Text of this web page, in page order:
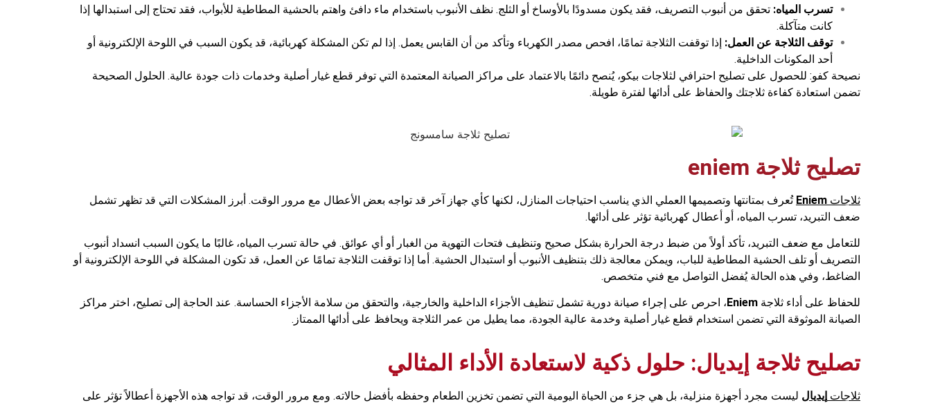
تسرب المياه: تحقق من أنبوب التصريف، فقد يكون مسدودًا بالأوساخ أو الثلج. نظف الأنبوب باستخدام ماء دافئ واهتم بالحشية المطاطية للأبواب، فقد تحتاج إلى استبدالها إذا
كانت متآكلة.
توقف الثلاجة عن العمل: إذا توقفت الثلاجة تمامًا، افحص مصدر الكهرباء وتأكد من أن القابس يعمل. إذا لم تكن المشكلة كهربائية، قد يكون السبب في اللوحة الإلكترونية أو
أحد المكونات الداخلية.
نصيحة كفو: للحصول على تصليح احترافي لثلاجات بيكو، يُنصح دائمًا بالاعتماد على مراكز الصيانة المعتمدة التي توفر قطع غيار أصلية وخدمات ذات جودة عالية. الحلول الصحيحة
تضمن استعادة كفاءة ثلاجتك والحفاظ على أدائها لفترة طويلة.
تصليح ثلاجة eniem
ثلاجات Eniem تُعرف بمتانتها وتصميمها العملي الذي يناسب احتياجات المنازل، لكنها كأي جهاز آخر قد تواجه بعض الأعطال مع مرور الوقت. أبرز المشكلات التي قد تظهر تشمل
ضعف التبريد، تسرب المياه، أو أعطال كهربائية تؤثر على أدائها.
للتعامل مع ضعف التبريد، تأكد أولاً من ضبط درجة الحرارة بشكل صحيح وتنظيف فتحات التهوية من الغبار أو أي عوائق. في حالة تسرب المياه، غالبًا ما يكون السبب انسداد أنبوب
التصريف أو تلف الحشية المطاطية للباب، ويمكن معالجة ذلك بتنظيف الأنبوب أو استبدال الحشية. أما إذا توقفت الثلاجة تمامًا عن العمل، قد تكون المشكلة في اللوحة الإلكترونية أو
الضاغط، وفي هذه الحالة يُفضل التواصل مع فني متخصص.
للحفاظ على أداء ثلاجة Eniem ، احرص على إجراء صيانة دورية تشمل تنظيف الأجزاء الداخلية والخارجية، والتحقق من سلامة الأجزاء الحساسة. عند الحاجة إلى تصليح، اختر مراكز
الصيانة الموثوقة التي تضمن استخدام قطع غيار أصلية وخدمة عالية الجودة، مما يطيل من عمر الثلاجة ويحافظ على أدائها الممتاز.
تصليح ثلاجة إيديال: حلول ذكية لاستعادة الأداء المثالي
ثلاجات إيديال ليست مجرد أجهزة منزلية، بل هي جزء من الحياة اليومية التي تضمن تخزين الطعام وحفظه بأفضل حالاته. ومع مرور الوقت، قد تواجه هذه الأجهزة أعطالاً تؤثر على